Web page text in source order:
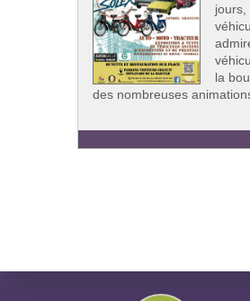
jours,
la
des nombreuses